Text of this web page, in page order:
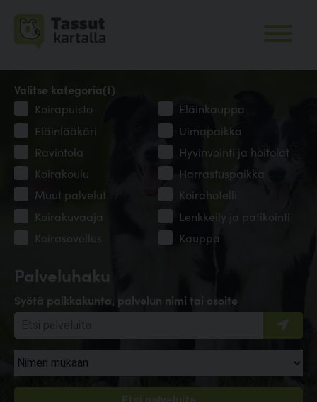
Palveluhaku
Syötä paikkakunta, palvelun nimi tai osoite
Valitse kategoria(t)
Koirapuisto
Eläinkauppa
Eläinlääkäri
Uimapaikka
Ravintola
Hyvinvointi ja hoitolat
Koirakoulu
Harrastuspaikka
Muut palvelut
Koirahotelli
Koirakuvaaja
Lenkkeily ja patikointi
Koirasovellus
Kauppa